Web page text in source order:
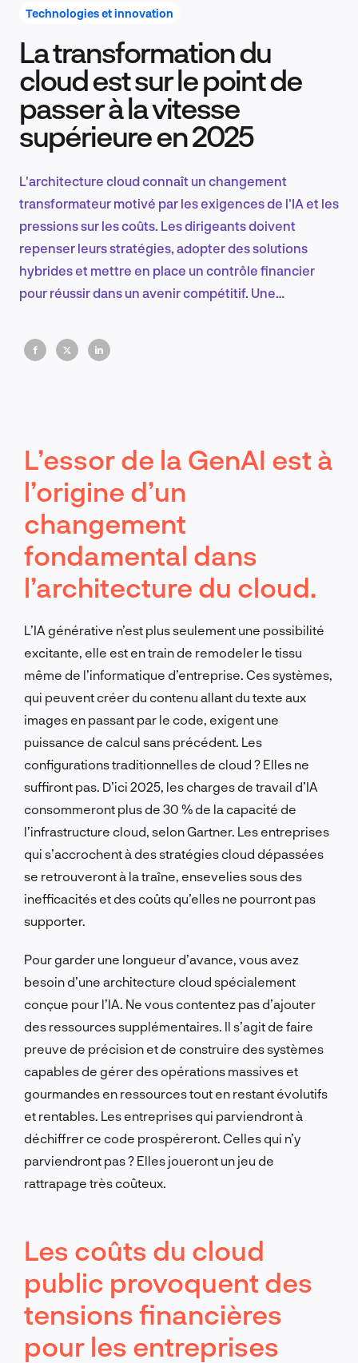
Recherche et conception produit
Tendances sectorielles
EN
FR
Technologies et innovation
La transformation du
cloud est sur le point de
passer à la vitesse
supérieure en 2025
L'architecture cloud connaît un changement
transformateur motivé par les exigences de l'IA et les
pressions sur les coûts. Les dirigeants doivent
repenser leurs stratégies, adopter des solutions
hybrides et mettre en place un contrôle financier
pour réussir dans un avenir compétitif. Une
essentielles pour garder une longueur d'avance.
L’essor de la GenAI est à
l’origine d’un
changement
fondamental dans
l’architecture du cloud.
L’IA générative n’est plus seulement une possibilité
excitante, elle est en train de remodeler le tissu
même de l’informatique d’entreprise. Ces systèmes,
qui peuvent créer du contenu allant du texte aux
images en passant par le code, exigent une
puissance de calcul sans précédent. Les
configurations traditionnelles de cloud ? Elles ne
suffiront pas. D’ici 2025, les charges de travail d’IA
consommeront plus de 30 % de la capacité de
l’infrastructure cloud, selon Gartner. Les entreprises
qui s’accrochent à des stratégies cloud dépassées
se retrouveront à la traîne, ensevelies sous des
inefficacités et des coûts qu’elles ne pourront pas
supporter.
Pour garder une longueur d’avance, vous avez
besoin d’une architecture cloud spécialement
conçue pour l’IA. Ne vous contentez pas d’ajouter
des ressources supplémentaires. Il s’agit de faire
preuve de précision et de construire des systèmes
capables de gérer des opérations massives et
gourmandes en ressources tout en restant évolutifs
et rentables. Les entreprises qui parviendront à
déchiffrer ce code prospéreront. Celles qui n’y
parviendront pas ? Elles joueront un jeu de
rattrapage très coûteux.
Les coûts du cloud
public provoquent des
tensions financières
pour les entreprises